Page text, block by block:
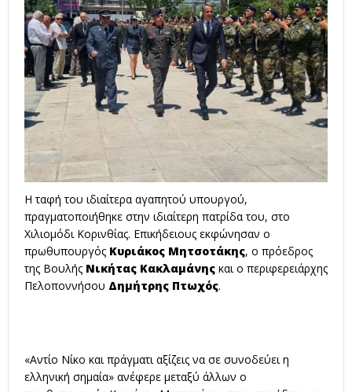
Η ταφή του ιδιαίτερα αγαπητού υπουργού,
πραγματοποιήθηκε στην ιδιαίτερη πατρίδα του, στο
Χιλιομόδι Κορινθίας. Επικήδειους εκφώνησαν ο
πρωθυπουργός Κυριάκος Μητσοτάκης, ο πρόεδρος
της Βουλής Νικήτας Κακλαμάνης και ο περιφερειάρχης
Πελοποννήσου Δημήτρης Πτωχός.
«Αντίο Νίκο και πράγματι αξίζεις να σε συνοδεύει η
ελληνική σημαία» ανέφερε μεταξύ άλλων ο